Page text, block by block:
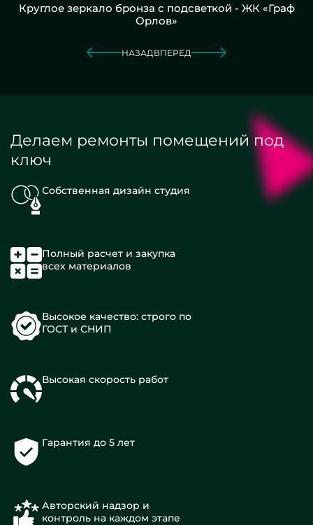
Круглое зеркало бронза с подсветкой - ЖК «Граф
Орлов»
НАЗАД ВПЕРЕД
Делаем ремонты помещений под
ключ
Собственная дизайн студия
Полный расчет и закупка
всех материалов
Высокое качество: строго по
ГОСТ и СНИП
Высокая скорость работ
Гарантия до 5 лет
Авторский надзор и
контроль на каждом этапе